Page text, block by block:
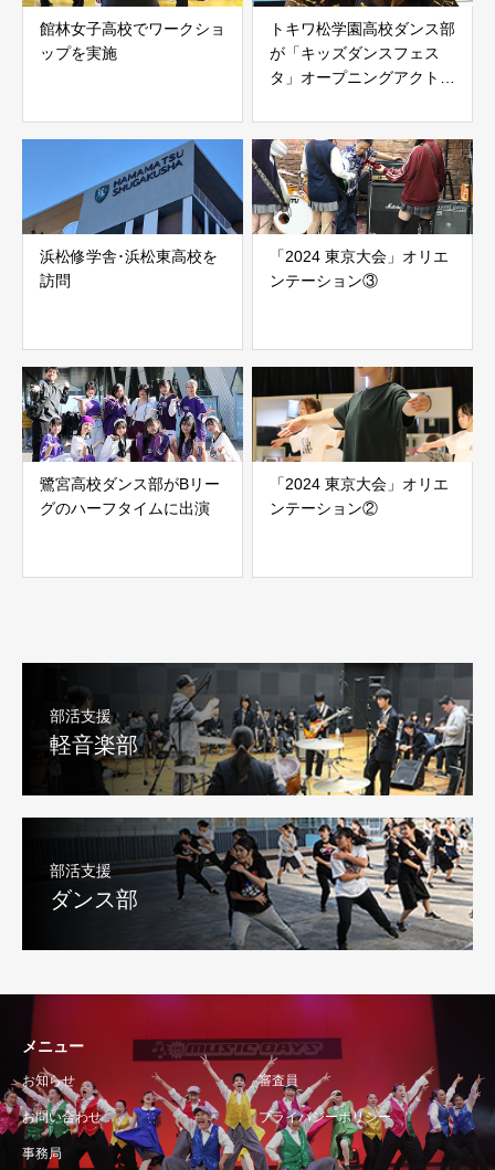
館林女子高校でワークショ
ップを実施
トキワ松学園高校ダンス部
が「キッズダンスフェス
タ」オープニングアクトに
浜松修学舎･浜松東高校を
訪問
「2024 東京大会」オリエ
ンテーション③
鷺宮高校ダンス部がBリー
グのハーフタイムに出演
「2024 東京大会」オリエ
ンテーション②
部活支援
軽音楽部
部活支援
ダンス部
メニュー
お知らせ 審査員
お問い合わせ プライバシーポリシー
事務局